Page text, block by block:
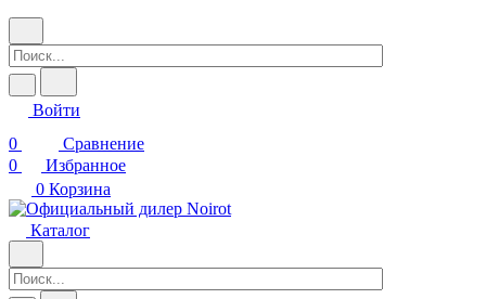
Войти
0
Сравнение
0
Избранное
0 Корзина
Каталог